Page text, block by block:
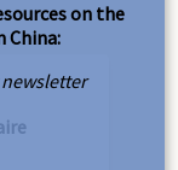
on the
China: